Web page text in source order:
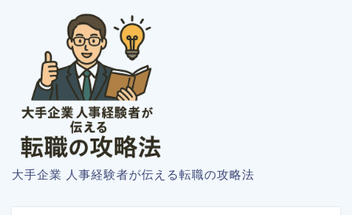
大手企業 人事経験者が伝える転職の攻略法